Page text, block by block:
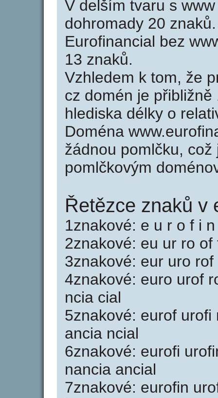
V delším tvaru s
dohromady 20
Eurofinancial bez
13 znaků.
Vzhledem k tom, že
cz domén je
hlediska délky o
Doména
žádnou pomlčku,
pomlčkovým
Řetězce znaků v
1znakové: e u r o f i
2znakové: eu ur ro
3znakové: eur uro
4znakové: euro urof
ncia cial
5znakové: eurof
ancia ncial
6znakové: eurofi
nancia ancial
7znakové: eurofin